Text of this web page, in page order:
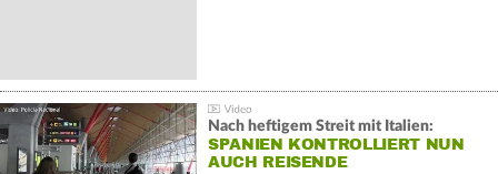
Nach heftigem Streit mit Italien:
SPANIEN KONTROLLIERT NUN
AUCH REISENDE